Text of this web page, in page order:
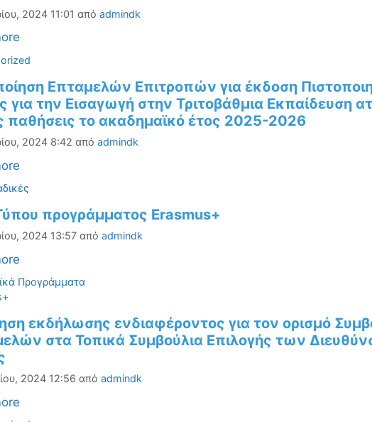
2024 11:01 από admindk
Επταμελών Επιτροπών για έκδοση
για την Εισαγωγή στην Τριτοβάθμια Εκπαίδευση
παθήσεις το ακαδημαϊκό έτος 2025-2026
2024 8:42 από admindk
προγράμματος Erasmus+
2024 13:57 από admindk
Προγράμματα
εκδήλωσης ενδιαφέροντος για τον ορισμό
στα Τοπικά Συμβούλια Επιλογής των
2024 12:56 από admindk